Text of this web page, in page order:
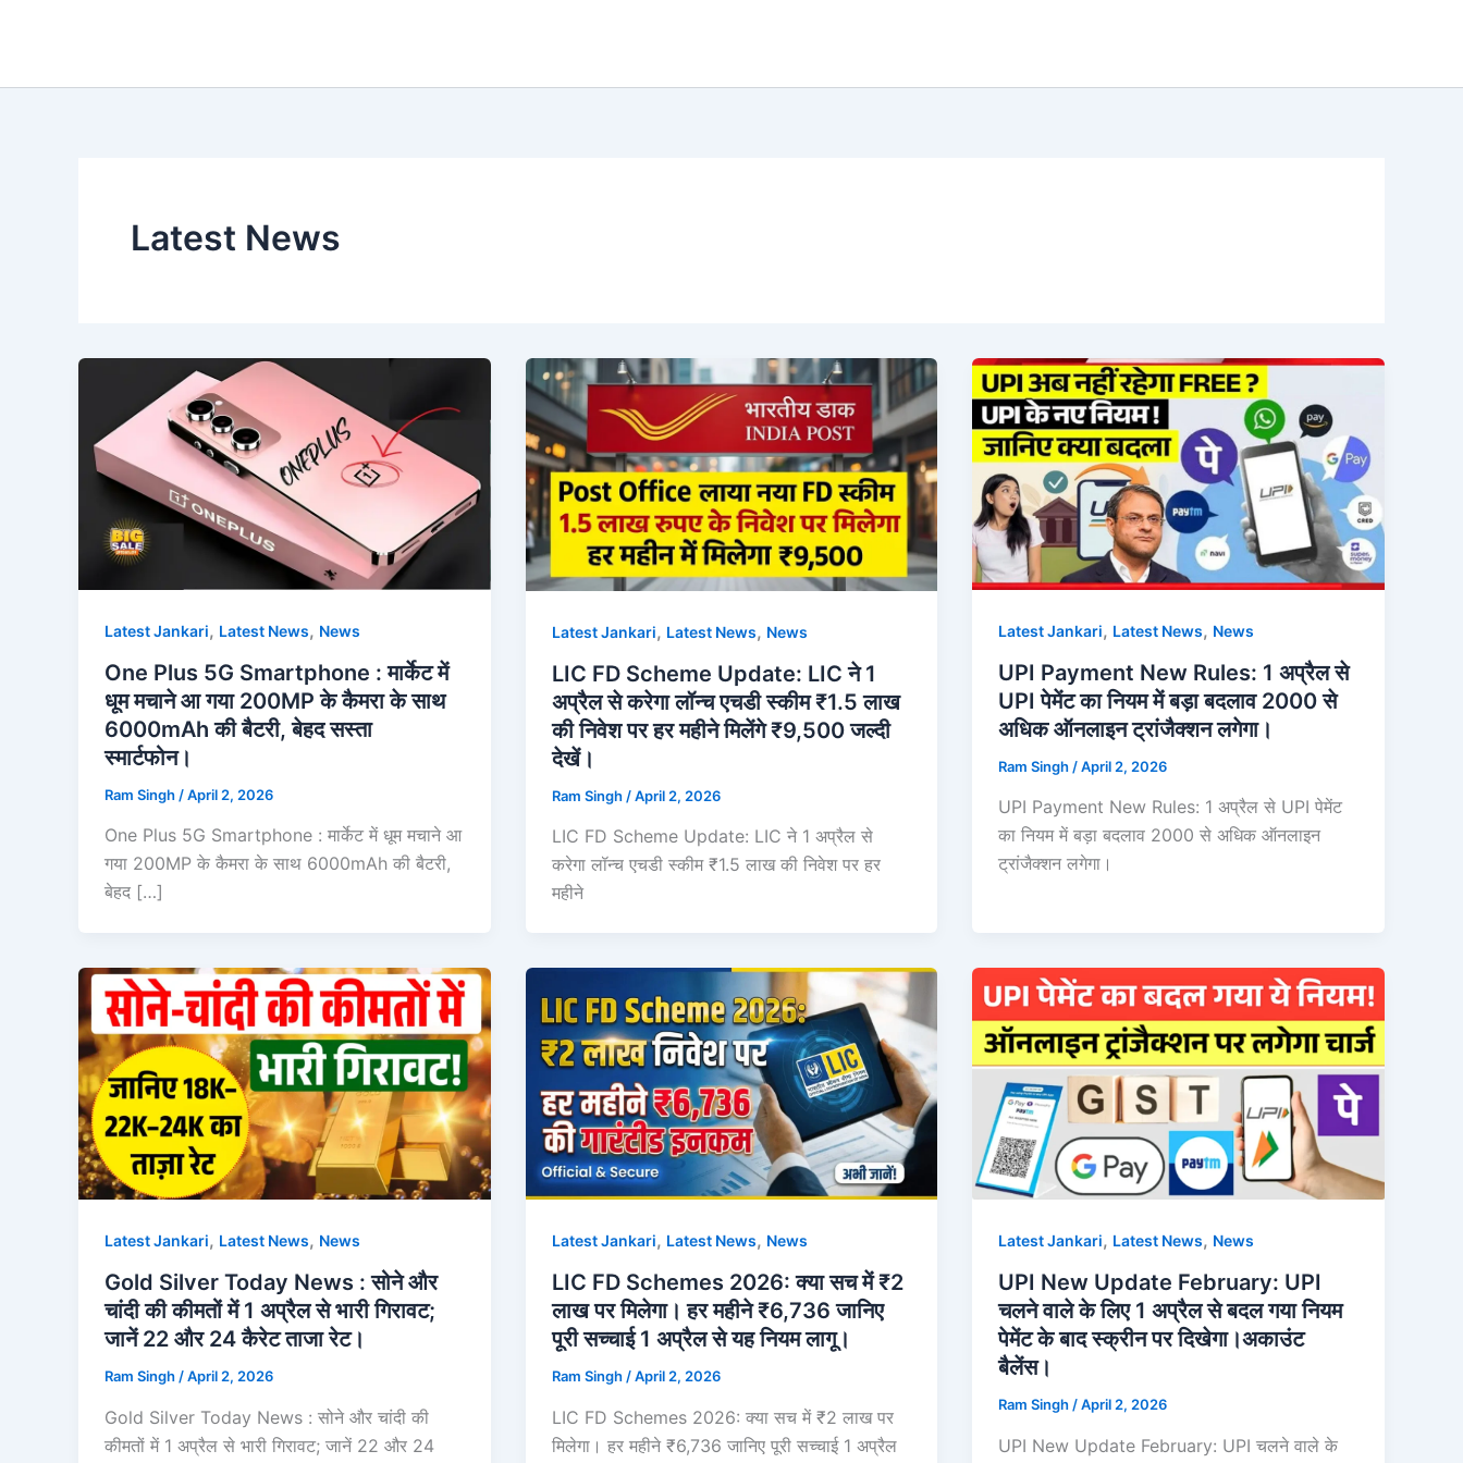
Latest News
Latest Jankari, Latest News, News
One Plus 5G Smartphone : मार्केट में
धूम मचाने आ गया 200MP के कैमरा के साथ
6000mAh की बैटरी, बेहद सस्ता
स्मार्टफोन।
Ram Singh /April 2, 2026
One Plus 5G Smartphone : मार्केट में धूम मचाने आ
गया 200MP के कैमरा के साथ 6000mAh की बैटरी,
बेहद […]
Latest Jankari, Latest News, News
LIC FD Scheme Update: LIC ने 1
अप्रैल से करेगा लॉन्च एचडी स्कीम ₹1.5 लाख
की निवेश पर हर महीने मिलेंगे ₹9,500 जल्दी
देखें।
Ram Singh /April 2, 2026
LIC FD Scheme Update: LIC ने 1 अप्रैल से
करेगा लॉन्च एचडी स्कीम ₹1.5 लाख की निवेश पर हर
महीने
Latest Jankari, Latest News, News
UPI Payment New Rules: 1 अप्रैल से
UPI पेमेंट का नियम में बड़ा बदलाव 2000 से
अधिक ऑनलाइन ट्रांजैक्शन लगेगा।
Ram Singh /April 2, 2026
UPI Payment New Rules: 1 अप्रैल से UPI पेमेंट
का नियम में बड़ा बदलाव 2000 से अधिक ऑनलाइन
ट्रांजैक्शन लगेगा।
Latest Jankari, Latest News, News
Gold Silver Today News : सोने और
चांदी की कीमतों में 1 अप्रैल से भारी गिरावट;
जानें 22 और 24 कैरेट ताजा रेट।
Ram Singh /April 2, 2026
Gold Silver Today News : सोने और चांदी की
कीमतों में 1 अप्रैल से भारी गिरावट; जानें 22 और 24
Latest Jankari, Latest News, News
LIC FD Schemes 2026: क्या सच में ₹2
लाख पर मिलेगा। हर महीने ₹6,736 जानिए
पूरी सच्चाई 1 अप्रैल से यह नियम लागू।
Ram Singh /April 2, 2026
LIC FD Schemes 2026: क्या सच में ₹2 लाख पर
मिलेगा। हर महीने ₹6,736 जानिए पूरी सच्चाई 1 अप्रैल
Latest Jankari, Latest News, News
UPI New Update February: UPI
चलने वाले के लिए 1 अप्रैल से बदल गया नियम
पेमेंट के बाद स्क्रीन पर दिखेगा।अकाउंट
बैलेंस।
Ram Singh /April 2, 2026
UPI New Update February: UPI चलने वाले के